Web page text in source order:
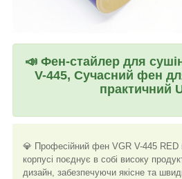
📣 Фен-стайлер для
V-445, Сучасний фен
практичний
💎 Професійний фен VGR V-445
корпусі поєднує в собі високу
дизайн, забезпечуючи якісне та